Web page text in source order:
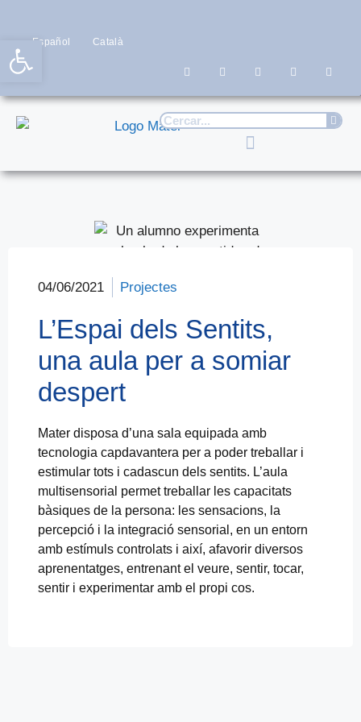
Español Català
04/06/2021 Projectes
L’Espai dels Sentits,
una aula per a somiar
despert
Mater disposa d’una sala equipada amb
tecnologia capdavantera per a poder treballar i
estimular tots i cadascun dels sentits. L’aula
multisensorial permet treballar les capacitats
bàsiques de la persona: les sensacions, la
percepció i la integració sensorial, en un entorn
amb estímuls controlats i així, afavorir diversos
aprenentatges, entrenant el veure, sentir, tocar,
sentir i experimentar amb el propi cos.
Obre la barra d'eines